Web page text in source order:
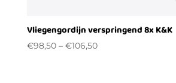
Vliegengordijn verspringend 8x K&K
€98,50– €106,50